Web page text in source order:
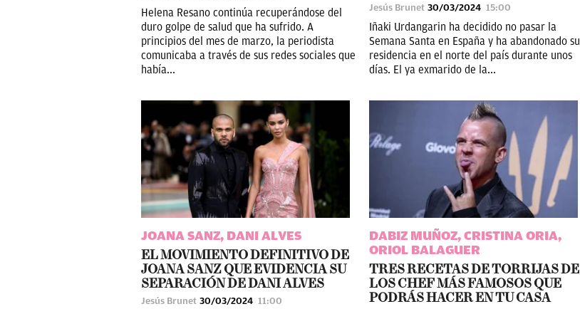
Helena Resano continúa recuperándose del
duro golpe de salud que ha sufrido. A
principios del mes de marzo, la periodista
comunicaba a través de sus redes sociales que
había...
Jesús Brunet 30/03/2024 15:00
Iñaki Urdangarin ha decidido no pasar la
Semana Santa en España y ha abandonado su
residencia en el norte del país durante unos
días. El ya exmarido de la...
JOANA SANZ, DANI ALVES
EL MOVIMIENTO DEFINITIVO DE
JOANA SANZ QUE EVIDENCIA SU
SEPARACIÓN DE DANI ALVES
Jesús Brunet 30/03/2024 11:00
DABIZ MUÑOZ, CRISTINA ORIA,
ORIOL BALAGUER
TRES RECETAS DE TORRIJAS DE
LOS CHEF MÁS FAMOSOS QUE
PODRÁS HACER EN TU CASA